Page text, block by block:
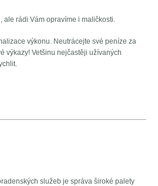
rádi Vám opravíme i maličkosti.
výkonu. Neutrácejte své peníze za
výkazy! Vetšinu nejčastěji užívaných
služeb je správa široké palety